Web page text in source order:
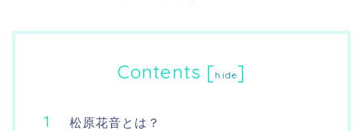
Contents [hide]
松原花音とは？